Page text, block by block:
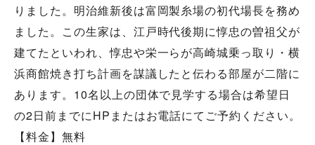
りました。明治維新後は富岡製糸場の初代場長を務め
ました。この生家は、江戸時代後期に惇忠の曽祖父が
建てたといわれ、惇忠や栄一らが高崎城乗っ取り・横
浜商館焼き打ち計画を謀議したと伝わる部屋が二階に
あります。10名以上の団体で見学する場合は希望日
の2日前までにHPまたはお電話にてご予約ください。
【料金】無料